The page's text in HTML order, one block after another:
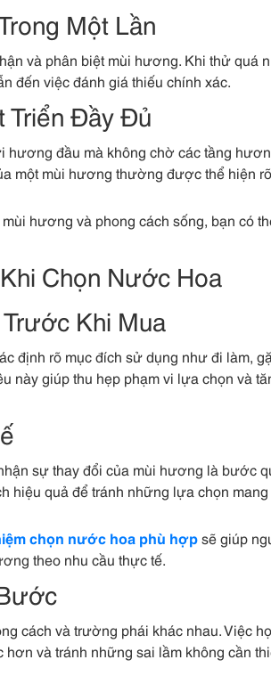
Một Lần
và phân biệt mùi hương. Khi thử quá
đến việc đánh giá thiếu chính xác.
Triển Đầy Đủ
đầu mà không chờ các tầng
một mùi hương thường được thể hiện
hương và phong cách sống, bạn có
Chọn Nước Hoa
Khi Mua
định rõ mục đích sử dụng như đi làm,
này giúp thu hẹp phạm vi lựa chọn và
sự thay đổi của mùi hương là bước
hiệu quả để tránh những lựa chọn
chọn nước hoa phù hợpsẽ giúp
theo nhu cầu thực tế.
cách và trường phái khác nhau. Việc
và tránh những sai lầm không cần